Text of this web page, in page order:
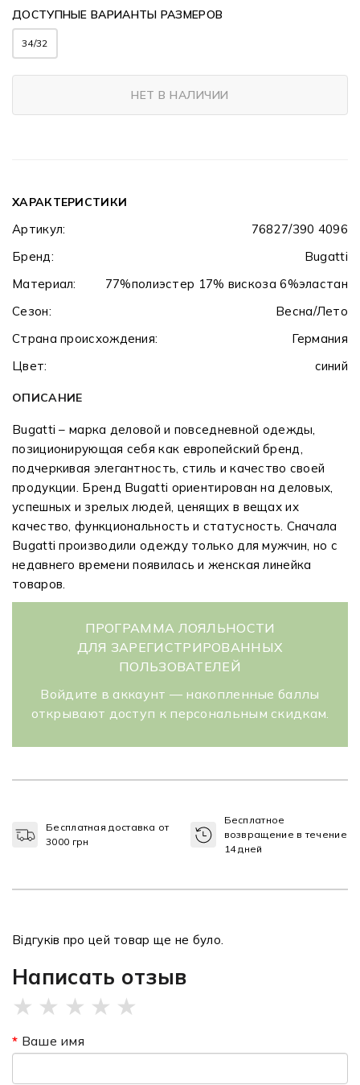
ДОСТУПНЫЕ ВАРИАНТЫ РАЗМЕРОВ
34/32
НЕТ В НАЛИЧИИ
ХАРАКТЕРИСТИКИ
Артикул:
76827/390 4096
Бренд:
Bugatti
Материал:
77%полиэстер 17% вискоза 6%эластан
Сезон:
Весна/Лето
Страна происхождения:
Германия
Цвет:
синий
ОПИСАНИЕ
Bugatti – марка деловой и повседневной одежды,
позиционирующая себя как европейский бренд,
подчеркивая элегантность, стиль и качество своей
продукции. Бренд Bugatti ориентирован на деловых,
успешных и зрелых людей, ценящих в вещах их
качество, функциональность и статусность. Сначала
Bugatti производили одежду только для мужчин, но с
недавнего времени появилась и женская линейка
товаров.
ПРОГРАММА ЛОЯЛЬНОСТИ
ДЛЯ ЗАРЕГИСТРИРОВАННЫХ
ПОЛЬЗОВАТЕЛЕЙ
Войдите в аккаунт — накопленные баллы
открывают доступ к персональным скидкам.
Бесплатная доставка от
3000 грн
Бесплатное
возвращение в течение
14 дней
Відгуків про цей товар ще не було.
Написать отзыв
★ ★ ★ ★ ★
Ваше имя